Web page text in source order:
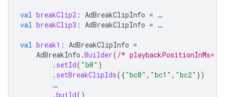
val breakClip2 : AdBreakClipInfo = …
val breakClip3 : AdBreakClipInfo = …
val break1 : AdBreakClipInfo =
AdBreakInfo .Builder( /* playbackPositionInMs=
. setId( "b0" )
. setBreakClipIds({"bc0" , "bc1" , "bc2" })
…
.build()